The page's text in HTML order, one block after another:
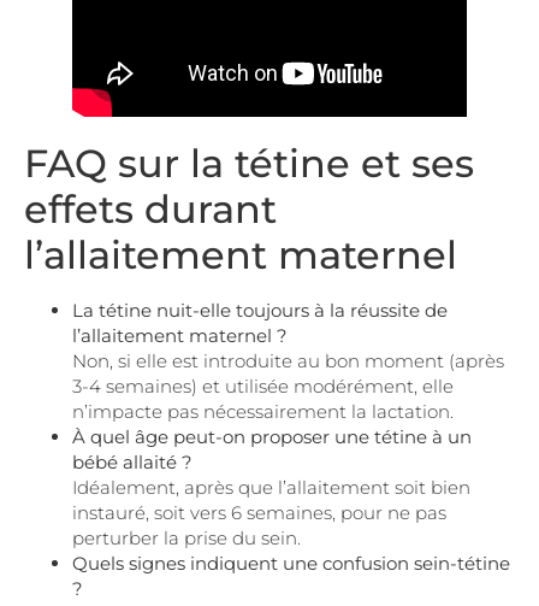
FAQ sur la tétine et ses
effets durant
l’allaitement maternel
La tétine nuit-elle toujours à la réussite de
l’allaitement maternel ?
Non, si elle est introduite au bon moment (après
3-4 semaines) et utilisée modérément, elle
n’impacte pas nécessairement la lactation.
À quel âge peut-on proposer une tétine à un
bébé allaité ?
Idéalement, après que l’allaitement soit bien
instauré, soit vers 6 semaines, pour ne pas
perturber la prise du sein.
Quels signes indiquent une confusion sein-tétine
?